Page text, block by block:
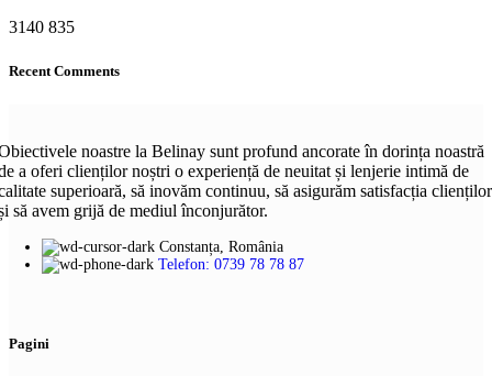
3140 835
Recent Comments
noastre la Belinay sunt profund ancorate în dorința noastră
a oferi clienților noștri o experiență de neuitat și lenjerie intimă de
superioară, să inovăm continuu, să asigurăm satisfacția clienților
să avem grijă de mediul înconjurător.
Constanța, România
Telefon: 0739 78 78 87
Pagini